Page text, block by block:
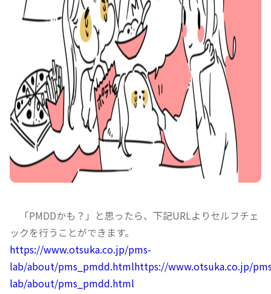
「PMDDかも？」と思ったら、下記URLよりセルフチェ
ックを行うことができます。
https://www.otsuka.co.jp/pms-
lab/about/pms_pmdd.htmlhttps://www.otsuka.co.jp/
lab/about/pms_pmdd.html